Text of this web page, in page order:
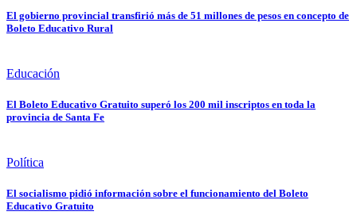
El gobierno provincial transfirió más de 51 millones de pesos en concepto de
Boleto Educativo Rural
Educación
El Boleto Educativo Gratuito superó los 200 mil inscriptos en toda la
provincia de Santa Fe
Política
El socialismo pidió información sobre el funcionamiento del Boleto
Educativo Gratuito